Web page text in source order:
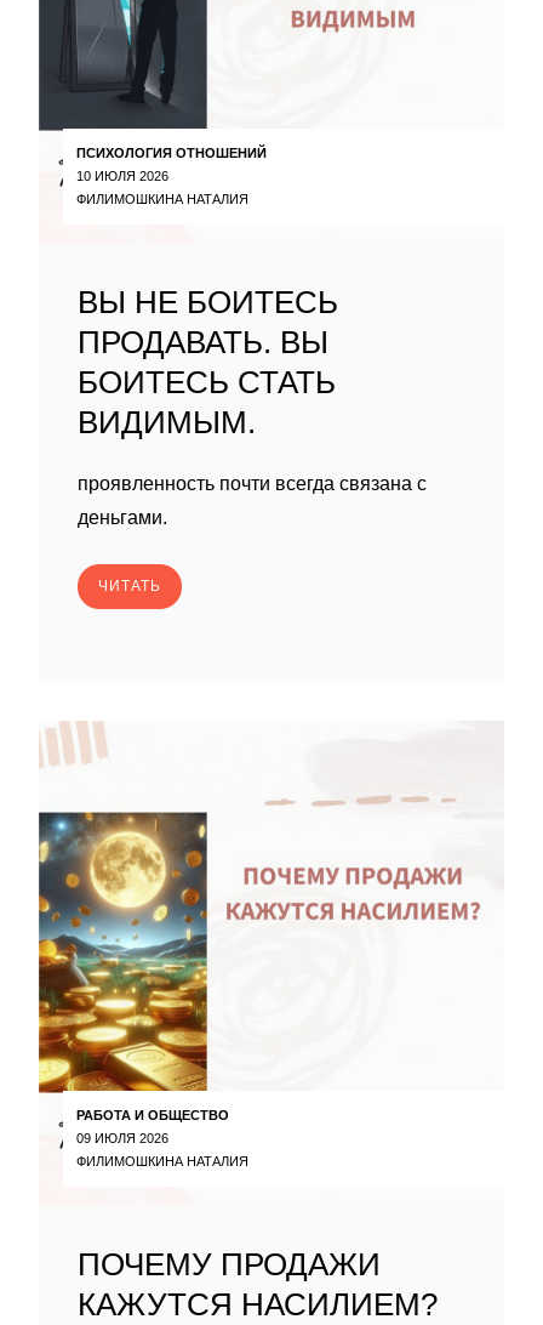
ПСИХОЛОГИЯ ОТНОШЕНИЙ
10 ИЮЛЯ 2026
ФИЛИМОШКИНА НАТАЛИЯ
ВЫ НЕ БОИТЕСЬ
ПРОДАВАТЬ. ВЫ
БОИТЕСЬ СТАТЬ
ВИДИМЫМ.
проявленность почти всегда связана с
деньгами.
ЧИТАТЬ
РАБОТА И ОБЩЕСТВО
09 ИЮЛЯ 2026
ФИЛИМОШКИНА НАТАЛИЯ
ПОЧЕМУ ПРОДАЖИ
КАЖУТСЯ НАСИЛИЕМ?